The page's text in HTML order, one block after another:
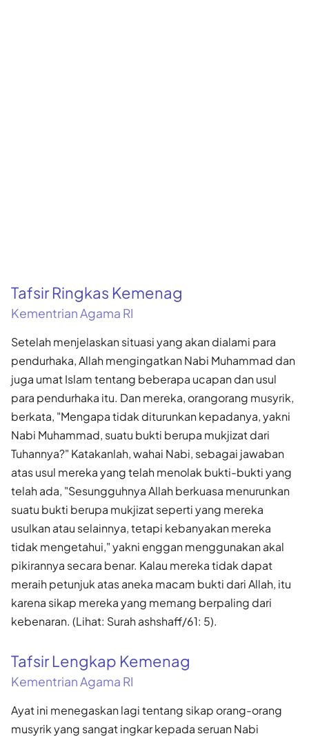
Tafsir Ringkas Kemenag
Kementrian Agama RI
Setelah menjelaskan situasi yang akan dialami para
pendurhaka, Allah mengingatkan Nabi Muhammad dan
juga umat Islam tentang beberapa ucapan dan usul
para pendurhaka itu. Dan mereka, orangorang musyrik,
berkata, "Mengapa tidak diturunkan kepadanya, yakni
Nabi Muhammad, suatu bukti berupa mukjizat dari
Tuhannya?" Katakanlah, wahai Nabi, sebagai jawaban
atas usul mereka yang telah menolak bukti-bukti yang
telah ada, "Sesungguhnya Allah berkuasa menurunkan
suatu bukti berupa mukjizat seperti yang mereka
usulkan atau selainnya, tetapi kebanyakan mereka
tidak mengetahui," yakni enggan menggunakan akal
pikirannya secara benar. Kalau mereka tidak dapat
meraih petunjuk atas aneka macam bukti dari Allah, itu
karena sikap mereka yang memang berpaling dari
kebenaran. (Lihat: Surah ashshaff/61: 5).
Tafsir Lengkap Kemenag
Kementrian Agama RI
Ayat ini menegaskan lagi tentang sikap orang-orang
musyrik yang sangat ingkar kepada seruan Nabi